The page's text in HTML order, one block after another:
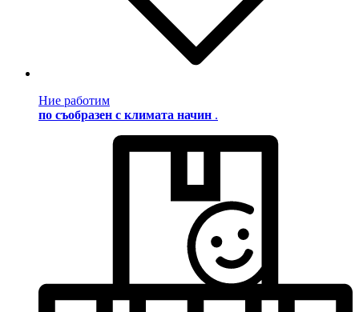
Ние работим
по съобразен с климата начин .